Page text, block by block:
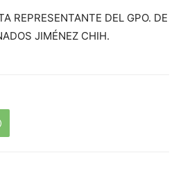
REPRESENTANTE DEL GPO. DE
JIMÉNEZ CHIH.